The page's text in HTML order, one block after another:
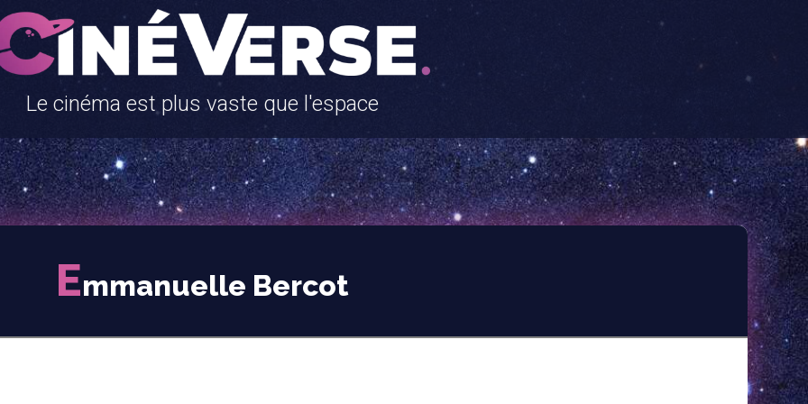
Le cinéma est plus vaste que l'espace
Emmanuelle Bercot